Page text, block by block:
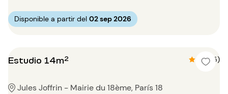
Disponible a partir del 02 sep 2026
Estudio 14m² 4.6 (5)
Jules Joffrin - Mairie du 18ème, París 18